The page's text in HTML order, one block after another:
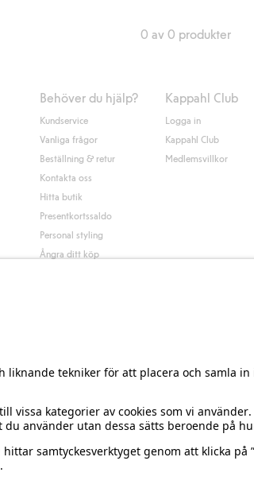
0 av 0 produkter
Behöver du hjälp?
Kundservice
Vanliga frågor
Beställning & retur
Kontakta oss
Hitta butik
Presentkortssaldo
Personal styling
Ångra ditt köp
Kappahl Club
Logga in
Kappahl Club
Medlemsvillkor